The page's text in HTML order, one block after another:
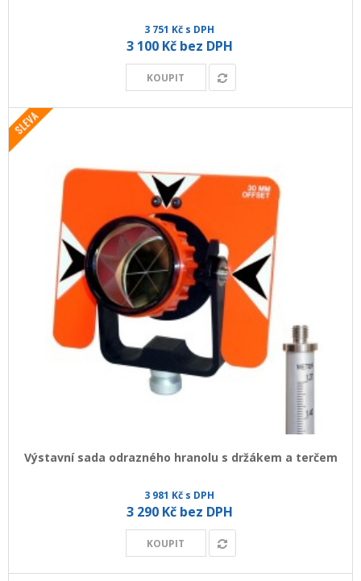
3 751 Kč s DPH
3 100 Kč bez DPH
KOUPIT
Výstavní sada odrazného hranolu s držákem a terčem
3 981 Kč s DPH
3 290 Kč bez DPH
KOUPIT